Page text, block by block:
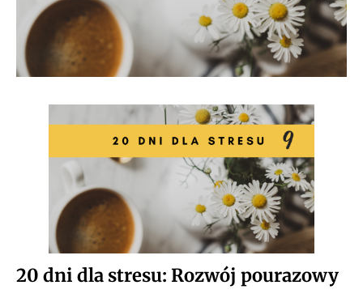
20 dni dla stresu: Rozwój pourazowy